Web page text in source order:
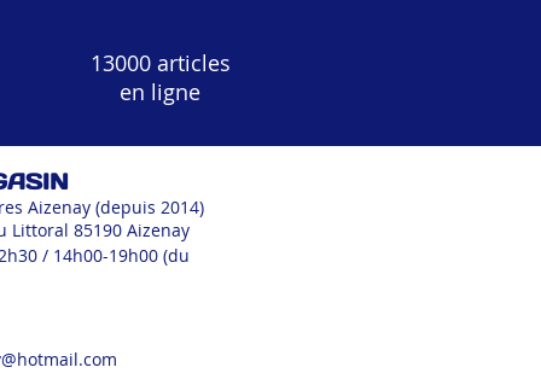
13000 articles
en ligne
Aizenay (depuis 2014)
Littoral 85190 Aizenay
/ 14h00-19h00 (du